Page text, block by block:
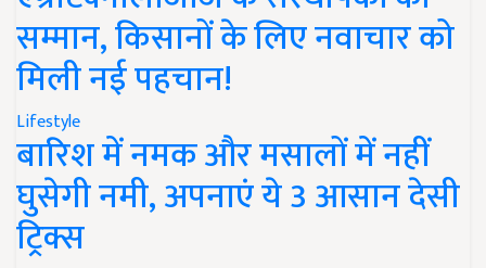
सम्मान, किसानों के लिए नवाचार को
मिली नई पहचान!
Lifestyle
बारिश में नमक और मसालों में नहीं
घुसेगी नमी, अपनाएं ये 3 आसान देसी
ट्रिक्स